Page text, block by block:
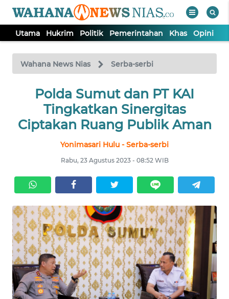
Utama Hukrim Politik Pemerintahan Khas Opini
Wahana News Nias Serba-serbi
Polda Sumut dan PT KAI
Tingkatkan Sinergitas
Ciptakan Ruang Publik Aman
Yonimasari Hulu - Serba-serbi
Rabu, 23 Agustus 2023 - 08:52 WIB
TV
Tutup
UTAMA
HUKRIM
PEMERINTAHAN
KHAS
OPINI
NUSANTARA
SERBA-